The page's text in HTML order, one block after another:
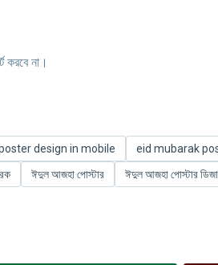
করবে না।
design in mobile
eid mubarak
ঈদুল আজহা পোস্টার
ঈদুল আজহা পোস্টার